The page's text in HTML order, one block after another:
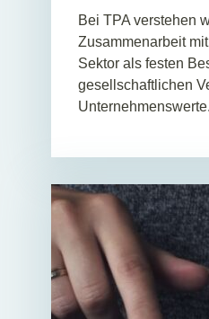
Bei TPA verstehen
Zusammenarbeit
Sektor als festen
gesellschaftlichen